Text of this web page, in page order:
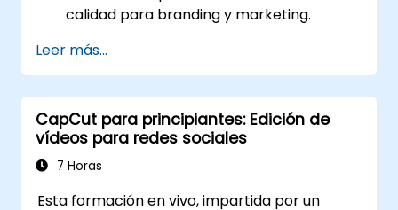
calidad para branding y marketing.
visuales y transiciones.
Optimizar el contenido de video para
diversas plataformas de redes sociales.
Leer más...
CapCut para principiantes: Edición de
vídeos para redes sociales
7 Horas
Esta formación en vivo, impartida por un